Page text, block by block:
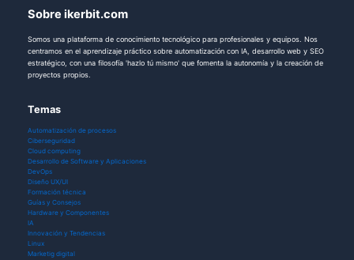
Sobre ikerbit.com
Somos una plataforma de conocimiento tecnológico para profesionales y equipos. Nos
centramos en el aprendizaje práctico sobre automatización con IA, desarrollo web y SEO
estratégico, con una filosofía 'hazlo tú mismo' que fomenta la autonomía y la creación de
proyectos propios.
Temas
Automatización de procesos
Ciberseguridad
Cloud computing
Desarrollo de Software y Aplicaciones
DevOps
Diseño UX/UI
Formación técnica
Guías y Consejos
Hardware y Componentes
IA
Innovación y Tendencias
Linux
Marketig digital